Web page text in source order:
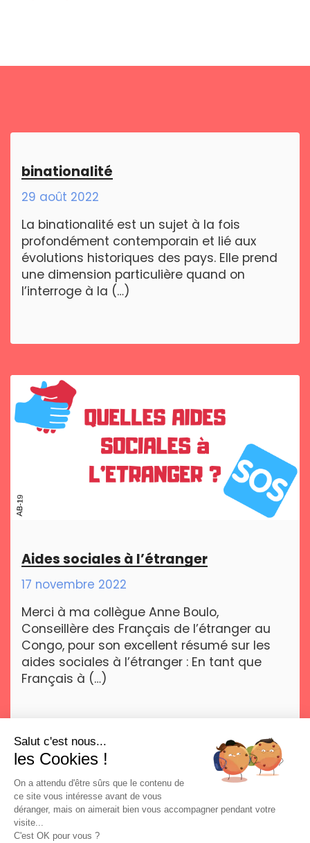
binationalité
29 août 2022
La binationalité est un sujet à la fois
profondément contemporain et lié aux
évolutions historiques des pays. Elle prend
une dimension particulière quand on
l’interroge à la (…)
Aides sociales à l’étranger
17 novembre 2022
Merci à ma collègue Anne Boulo,
Conseillère des Français de l’étranger au
Congo, pour son excellent résumé sur les
aides sociales à l’étranger : En tant que
Français à (…)
Salut c'est nous...
les Cookies !
On a attendu d'être sûrs que le contenu de
ce site vous intéresse avant de vous
déranger, mais on aimerait bien vous accompagner pendant votre
visite...
C'est OK pour vous ?